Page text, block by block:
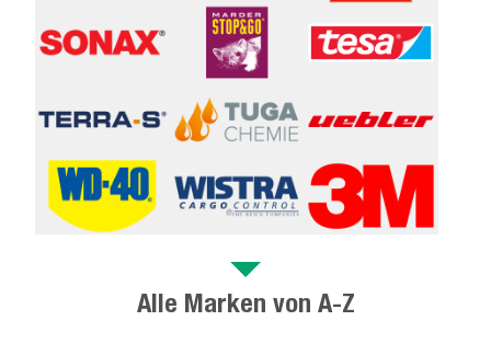
Alle Marken von A-Z